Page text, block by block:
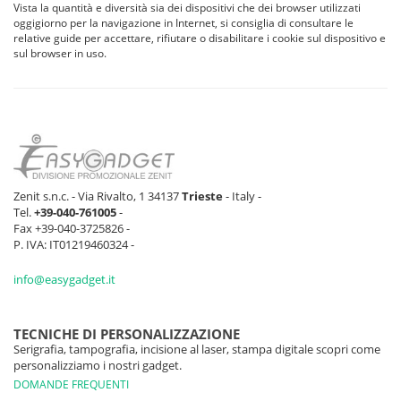
Vista la quantità e diversità sia dei dispositivi che dei browser utilizzati
oggigiorno per la navigazione in Internet, si consiglia di consultare le
relative guide per accettare, rifiutare o disabilitare i cookie sul dispositivo e
sul browser in uso.
Zenit s.n.c. - Via Rivalto, 1 34137Trieste- Italy -
Tel.+39-040-761005-
Fax +39-040-3725826 -
P. IVA: IT01219460324 -
info@easygadget.it
TECNICHE DI PERSONALIZZAZIONE
Serigrafia, tampografia, incisione al laser, stampa digitale scopri come
personalizziamo i nostri gadget.
DOMANDE FREQUENTI